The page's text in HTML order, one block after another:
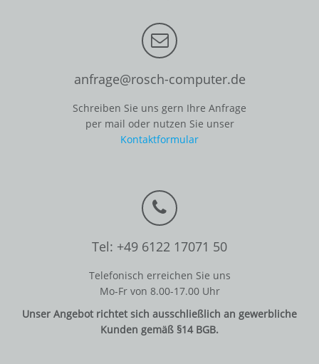
anfrage@rosch-computer.de
Schreiben Sie uns gern Ihre Anfrage
per mail oder nutzen Sie unser
Kontaktformular
Tel: +49 6122 17071 50
Telefonisch erreichen Sie uns
Mo-Fr von 8.00-17.00 Uhr
Unser Angebot richtet sich ausschließlich an gewerbliche
Kunden gemäß §14 BGB.